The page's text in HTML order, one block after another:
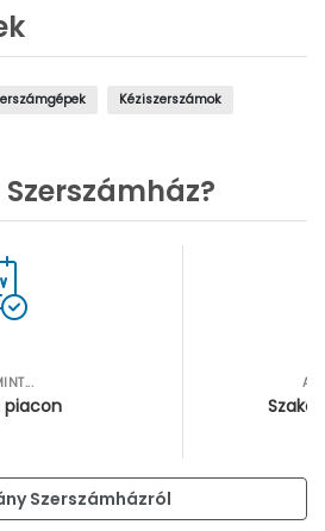
Kéziszerszámok
piacon
Szerszámházról